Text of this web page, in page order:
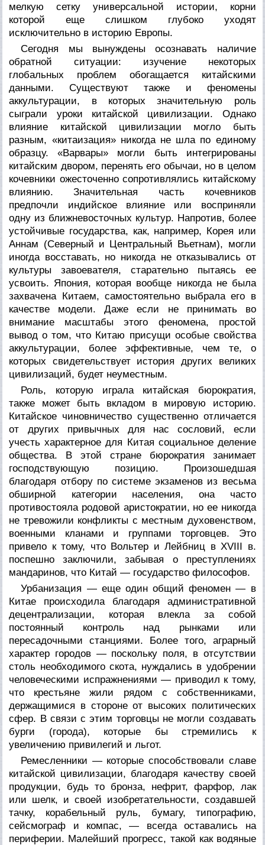
мелкую сетку универсальной истории, корни
которой еще слишком глубоко уходят
исключительно в историю Европы.
Сегодня мы вынуждены осознавать наличие
обратной ситуации: изучение некоторых
глобальных проблем обогащается китайскими
данными. Существуют также и феномены
аккультурации, в которых значительную роль
сыграли уроки китайской цивилизации. Однако
влияние китайской цивилизации могло быть
разным, «китаизация» никогда не шла по единому
образцу. «Варвары» могли быть интегрированы
китайским двором, перенять его обычаи, но в целом
кочевники ожесточенно сопротивлялись китайскому
влиянию. Значительная часть кочевников
предпочли индийское влияние или восприняли
одну из ближневосточных культур. Напротив, более
устойчивые государства, как, например, Корея или
Аннам (Северный и Центральный Вьетнам), могли
иногда восставать, но никогда не отказывались от
культуры завоевателя, старательно пытаясь ее
усвоить. Япония, которая вообще никогда не была
захвачена Китаем, самостоятельно выбрала его в
качестве модели. Даже если не принимать во
внимание масштабы этого феномена, простой
вывод о том, что Китаю присущи особые свойства
аккультурации, более эффективные, чем те, о
которых свидетельствует история других великих
цивилизаций, будет неуместным.
Роль, которую играла китайская бюрократия,
также может быть вкладом в мировую историю.
Китайское чиновничество существенно отличается
от других привычных для нас сословий, если
учесть характерное для Китая социальное деление
общества. В этой стране бюрократия занимает
господствующую позицию. Произошедшая
благодаря отбору по системе экзаменов из весьма
обширной категории населения, она часто
противостояла родовой аристократии, но ее никогда
не тревожили конфликты с местным духовенством,
военными кланами и группами торговцев. Это
привело к тому, что Вольтер и Лейбниц в XVIII в.
поспешно заключили, забывая о преступлениях
мандаринов, что Китай — государство философов.
Урбанизация — еще один общий феномен — в
Китае происходила благодаря административной
децентрализации, которая влекла за собой
постоянный контроль над рынками или
пересадочными станциями. Более того, аграрный
характер городов — поскольку поля, в отсутствии
столь необходимого скота, нуждались в удобрении
человеческими испражнениями — приводил к тому,
что крестьяне жили рядом с собственниками,
держащимися в стороне от высоких политических
сфер. В связи с этим торговцы не могли создавать
бурги (города), которые бы стремились к
увеличению привилегий и льгот.
Ремесленники — которые способствовали славе
китайской цивилизации, благодаря качеству своей
продукции, будь то бронза, нефрит, фарфор, лак
или шелк, и своей изобретательности, создавшей
тачку, корабельный руль, бумагу, типографию,
сейсмограф и компас, — всегда оставались на
периферии. Малейший прогресс, такой как водяные